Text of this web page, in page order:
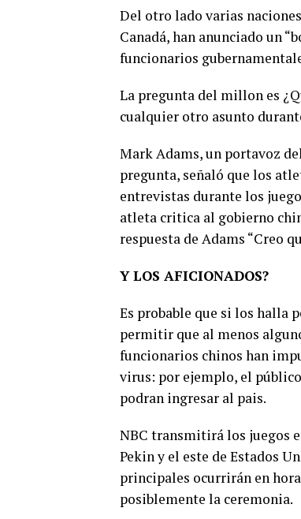
Del otro lado varias
Canadá, han anunciado un
funcionarios
La pregunta del millon es
cualquier otro asunto
Mark Adams, un portavoz
pregunta, señaló que los
entrevistas durante los
atleta critica al gobierno
respuesta de Adams “Creo
Y LOS AFICIONADOS?
Es probable que si los halla
permitir que al menos
funcionarios chinos han
virus: por ejemplo, el
podran ingresar al pais.
NBC transmitirá los juegos
Pekin y el este de Estados
principales ocurrirán en
posiblemente la ceremonia.